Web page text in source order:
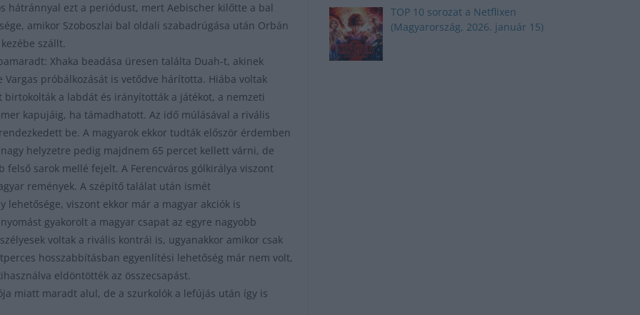
hátránnyal ezt a periódust, mert Aebischer kilőtte a bal
amikor Szoboszlai bal oldali szabadrúgása után Orbán
szállt.
Xhaka beadása üresen találta Duah-t, akinek
próbálkozását is vetődve hárította. Hiába voltak
a labdát és irányították a játékot, a nemzeti
kapujáig, ha támadhatott. Az idő múlásával a rivális
be. A magyarok ekkor tudták először érdemben
helyzetre pedig majdnem 65 percet kellett várni, de
sarok mellé fejelt. A Ferencváros gólkirálya viszont
remények. A szépítő találat után ismét
viszont ekkor már a magyar akciók is
gyakorolt a magyar csapat az egyre nagyobb
voltak a rivális kontrái is, ugyanakkor amikor csak
hosszabbításban egyenlítési lehetőség már nem volt,
eldöntötték az összecsapást.
miatt maradt alul, de a szurkolók a lefújás után így is
TOP 10 sorozat a Netflixen
(Magyarország, 2026. január 15)